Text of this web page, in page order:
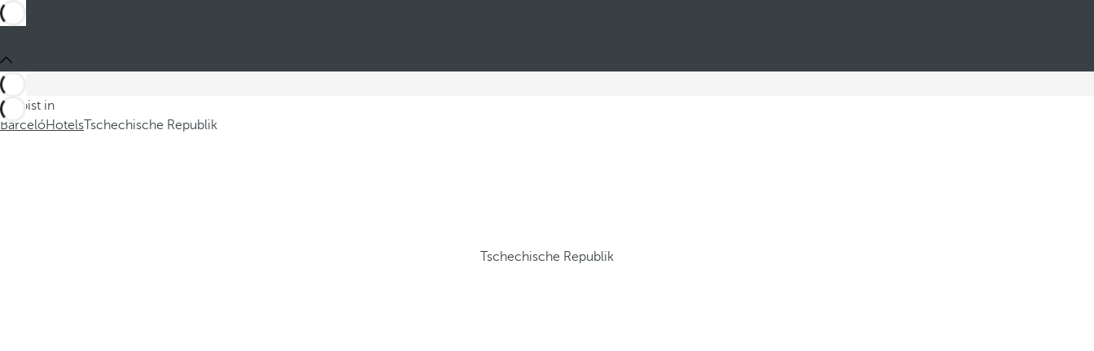
Du bist in
BarcelóHotelsTschechische Republik
Tschechische Republik